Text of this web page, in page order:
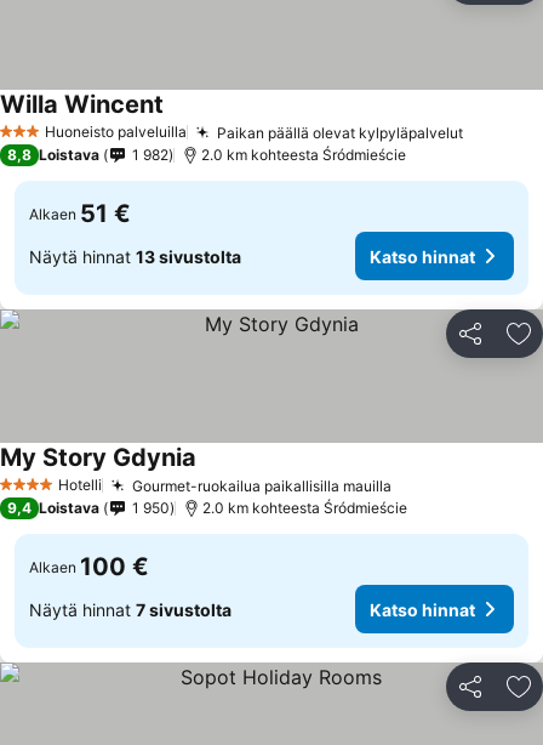
3 Tähtiluokitus
Huoneisto palveluilla Paikan päällä olevat kylpyläpalvelutKatso
Willa Wincent
8,8 Loistava 1 982 2.0 km kohteesta Śródmieście
Alkaen 51 €
Näytä hinnat 13 sivustolta Katso hinnat
Jaa
4 Tähtiluokitus
Hotelli Gourmet-ruokailua paikallisilla mauilla
My Story Gdynia
9,4 Loistava 1 950 2.0 km kohteesta Śródmieście
Alkaen 100 €
Näytä hinnat 7 sivustolta Katso hinnat
Jaa